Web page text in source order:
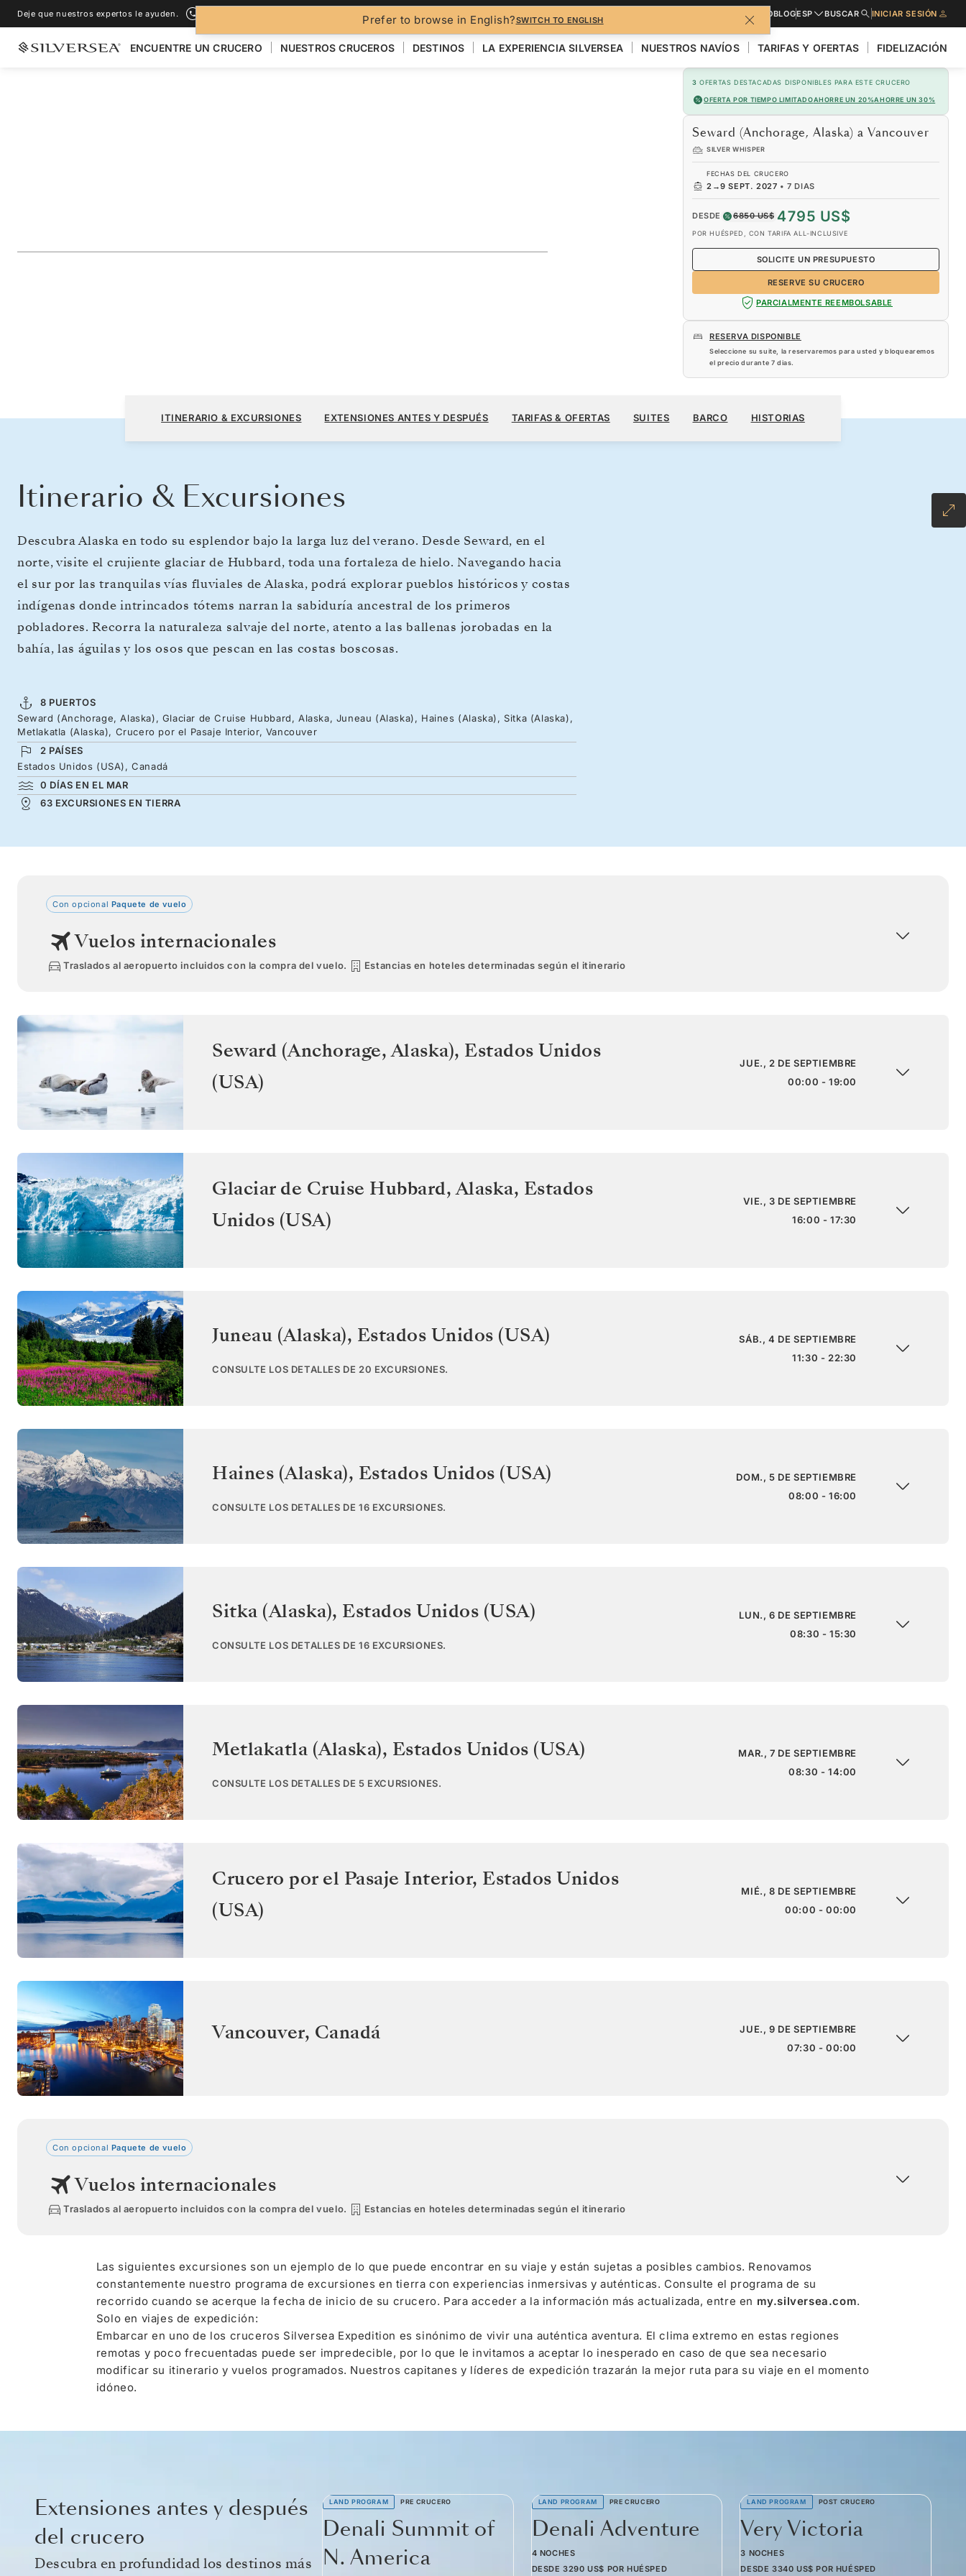
Prefer to browse in English?SWITCH TO ENGLISH
Deje que nuestros expertos le ayuden. SOLICITE PRESUPUESTOBLOGESP BUSCAR INICIAR SESIÓN
ENCUENTRE UN CRUCERO NUESTROS CRUCEROS DESTINOS LA EXPERIENCIA SILVERSEA NUESTROS NAVÍOS TARIFAS Y OFERTAS FIDELIZACIÓN
3 OFERTAS DESTACADAS DISPONIBLES PARA ESTE CRUCERO
OFERTA POR TIEMPO LIMITADOAHORRE UN 20%AHORRE UN 30%
Seward (Anchorage, Alaska) a Vancouver
SILVER WHISPER
FECHAS DEL CRUCERO
2 →9 SEPT. 2027 •7 DIAS
DESDE 6850 US$ 4795 US$
POR HUÉSPED, CON TARIFA ALL-INCLUSIVE
RESERVE SU CRUCERO
SOLICITE UN PRESUPUESTO
PARCIALMENTE REEMBOLSABLE
RESERVA DISPONIBLE
Seleccione su suite, la reservaremos para usted y bloquearemos
el precio durante 7 dias.
Seward (Anchorage, Alaska) a Vancouver
7 DIAS
POR HUÉSPED, CON TARIFA ALL-INCLUSIVE
RESERVE SU CRUCERO
ITINERARIO & EXCURSIONES EXTENSIONES ANTES Y DESPUÉS TARIFAS & OFERTAS SUITES BARCO HISTORIAS
Itinerario & Excursiones
Descubra Alaska en todo su esplendor bajo la larga luz del verano. Desde Seward, en el
norte, visite el crujiente glaciar de Hubbard, toda una fortaleza de hielo. Navegando hacia
el sur por las tranquilas vías fluviales de Alaska, podrá explorar pueblos históricos y costas
indígenas donde intrincados tótems narran la sabiduría ancestral de los primeros
pobladores. Recorra la naturaleza salvaje del norte, atento a las ballenas jorobadas en la
bahía, las águilas y los osos que pescan en las costas boscosas.
8 PUERTOS
Seward (Anchorage, Alaska), Glaciar de Cruise Hubbard, Alaska, Juneau (Alaska), Haines (Alaska), Sitka (Alaska),
Metlakatla (Alaska), Crucero por el Pasaje Interior, Vancouver
2 PAÍSES
Estados Unidos (USA), Canadá
0 DÍAS EN EL MAR
63 EXCURSIONES EN TIERRA
Con opcional Paquete de vuelo
Vuelos internacionales
Traslados al aeropuerto incluidos con la compra del vuelo. Estancias en hoteles determinadas según el itinerario
Seward (Anchorage, Alaska), Estados Unidos
(USA)
JUE., 2 DE SEPTIEMBRE
00:00 - 19:00
Glaciar de Cruise Hubbard, Alaska, Estados
Unidos (USA)
VIE., 3 DE SEPTIEMBRE
16:00 - 17:30
Juneau (Alaska), Estados Unidos (USA)
CONSULTE LOS DETALLES DE 20 EXCURSIONES.
SÁB., 4 DE SEPTIEMBRE
11:30 - 22:30
Haines (Alaska), Estados Unidos (USA)
CONSULTE LOS DETALLES DE 16 EXCURSIONES.
DOM., 5 DE SEPTIEMBRE
08:00 - 16:00
Sitka (Alaska), Estados Unidos (USA)
CONSULTE LOS DETALLES DE 16 EXCURSIONES.
LUN., 6 DE SEPTIEMBRE
08:30 - 15:30
Metlakatla (Alaska), Estados Unidos (USA)
CONSULTE LOS DETALLES DE 5 EXCURSIONES.
MAR., 7 DE SEPTIEMBRE
08:30 - 14:00
Crucero por el Pasaje Interior, Estados Unidos
(USA)
MIÉ., 8 DE SEPTIEMBRE
00:00 - 00:00
Vancouver, Canadá
JUE., 9 DE SEPTIEMBRE
07:30 - 00:00
Con opcional Paquete de vuelo
Vuelos internacionales
Traslados al aeropuerto incluidos con la compra del vuelo. Estancias en hoteles determinadas según el itinerario
Las siguientes excursiones son un ejemplo de lo que puede encontrar en su viaje y están sujetas a posibles cambios. Renovamos
constantemente nuestro programa de excursiones en tierra con experiencias inmersivas y auténticas. Consulte el programa de su
recorrido cuando se acerque la fecha de inicio de su crucero. Para acceder a la información más actualizada, entre en my.silversea.com.
Solo en viajes de expedición:
Embarcar en uno de los cruceros Silversea Expedition es sinónimo de vivir una auténtica aventura. El clima extremo en estas regiones
remotas y poco frecuentadas puede ser impredecible, por lo que le invitamos a aceptar lo inesperado en caso de que sea necesario
modificar su itinerario y vuelos programados. Nuestros capitanes y líderes de expedición trazarán la mejor ruta para su viaje en el momento
idóneo.
Extensiones antes y después
del crucero
Descubra en profundidad los destinos más
LAND PROGRAM PRE CRUCERO
Denali Summit of
N. America
LAND PROGRAM PRE CRUCERO
Denali Adventure
4 NOCHES
DESDE 3290 US$ POR HUÉSPED
LAND PROGRAM POST CRUCERO
Very Victoria
3 NOCHES
DESDE 3340 US$ POR HUÉSPED